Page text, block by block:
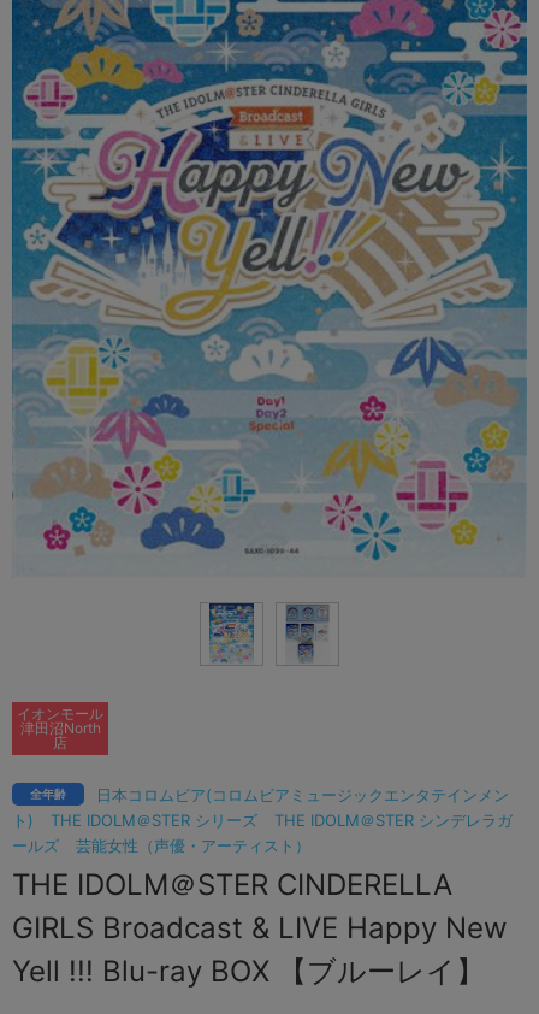
日本コロムビア(コロムビアミュージックエンタテインメン
ト)
THE IDOLM＠STER シリーズ
THE IDOLM＠STER シンデレラガ
ールズ
芸能女性（声優・アーティスト）
全年齢
THE IDOLM＠STER CINDERELLA
GIRLS Broadcast & LIVE Happy New
Yell !!! Blu-ray BOX 【ブルーレイ】
イオンモール
津田沼North
店